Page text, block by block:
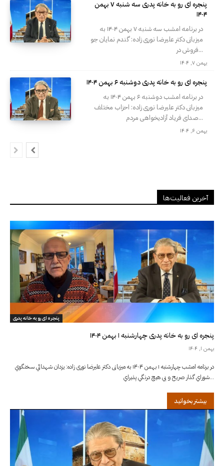
پنجره ای رو به خانه پدری سه شنبه ۷ بهمن
۱۴۰۴
در برنامه امشب سه شنبه ۷ بهمن ۱۴۰۴ به
میزبانی دکتر علیرضا نوری زاده: گندم نمايان جو
فروش در...
بهمن ۷, ۱۴۰۴
پنجره ای رو به خانه پدری دوشنبه ۶ بهمن ۱۴۰۴
در برنامه امشب دوشنبه ۶ بهمن ۱۴۰۴ به
میزبانی دکتر علیرضا نوری زاده: احزاب مختلف
صدای فریاد آزادیخواهی مردم...
بهمن ۶, ۱۴۰۴
آخرین فعالیت‌ها
پنجره ای رو به خانه پدری
پنجره ای رو به خانه پدری چهارشنبه ۱ بهمن ۱۴۰۴
بهمن ۱, ۱۴۰۴
در برنامه امشب چهارشنبه ۱ بهمن ۱۴۰۴ به میزبانی دکتر علیرضا نوری زاده: يزدان شهدائي سخنگوي
شوراي گذار صريح و بي هيچ درنگي پذيراي...
بیشتر بخوانید